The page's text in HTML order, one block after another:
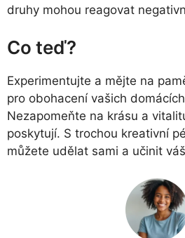
druhy mohou reagovat
Co teď?
Experimentujte a mějte na
pro obohacení vašich
Nezapomeňte na krásu a
poskytují. S trochou kreativní
můžete udělat sami a učinit